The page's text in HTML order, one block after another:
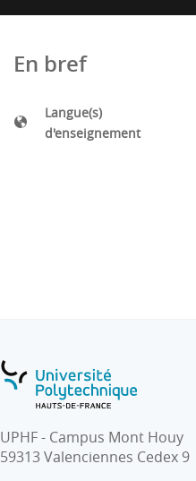
En bref
Langue(s)
d'enseignement
UPHF - Campus Mont Houy
59313 Valenciennes Cedex 9